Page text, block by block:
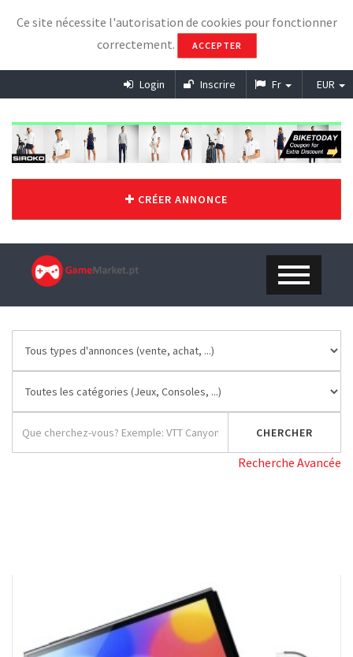
Ce site nécessite l'autorisation de cookies pour fonctionner
correctement.
ACCEPTER
Login Inscrire Fr EUR
CRÉER ANNONCE
Recherche Avancée